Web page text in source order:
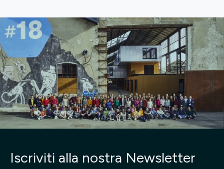
Iscriviti alla nostra Newsletter